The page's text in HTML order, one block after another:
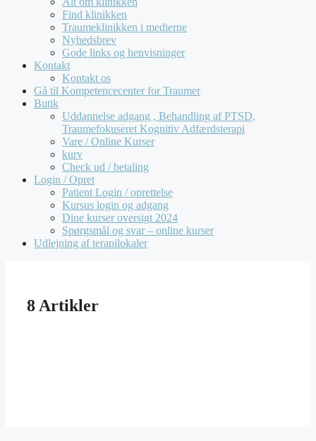
Find klinikken
Traumeklinikken i medierne
Nyhedsbrev
Gode links og henvisninger
Kontakt
Kontakt os
Gå til Kompetencecenter for Traumer
Butik
Uddannelse adgang , Behandling af PTSD,
Traumefokuseret Kognitiv Adfærdsterapi
Vare / Online Kurser
kurv
Check ud / betaling
Login / Opret
Patient Login / oprettelse
Kursus login og adgang
Dine kurser oversigt 2024
Spørgsmål og svar – online kurser
Udlejning af terapilokaler
8 Artikler